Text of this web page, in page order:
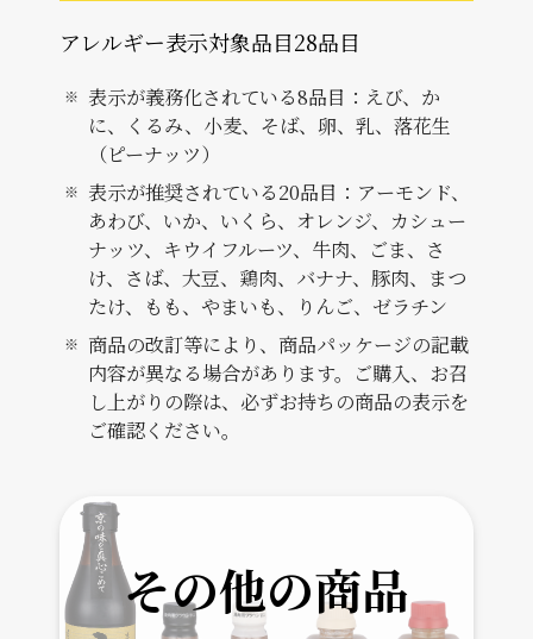
アレルギー表示対象品目28品目
表示が義務化されている8品目：えび、か
に、くるみ、小麦、そば、卵、乳、落花生
（ピーナッツ）
表示が推奨されている20品目：アーモンド、
あわび、いか、いくら、オレンジ、カシュー
ナッツ、キウイフルーツ、牛肉、ごま、さ
け、さば、大豆、鶏肉、バナナ、豚肉、まつ
たけ、もも、やまいも、りんご、ゼラチン
商品の改訂等により、商品パッケージの記載
内容が異なる場合があります。ご購入、お召
し上がりの際は、必ずお持ちの商品の表示を
ご確認ください。
その他の商品